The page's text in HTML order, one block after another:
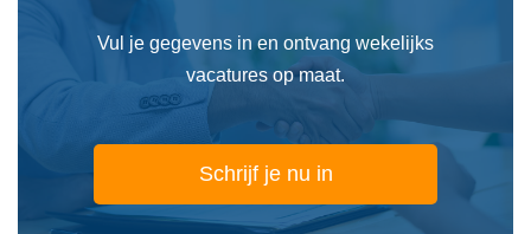
Vul je gegevens in en ontvang wekelijks
vacatures op maat.
Schrijf je nu in